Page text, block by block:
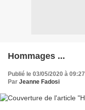
Hommages ...
Publié le 03/05/2020 à 09:27
Par Jeanne Fadosi